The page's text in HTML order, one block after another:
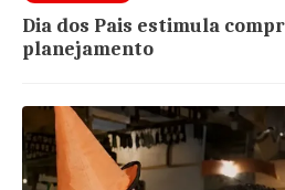
Dia dos Pais estimula
planejamento